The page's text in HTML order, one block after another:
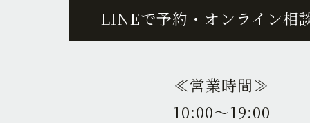
LINEで予約・オンライン相
≪営業時間≫
10:00〜19:00